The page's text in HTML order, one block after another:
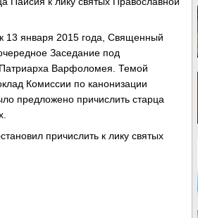
13 января 2015 года, Священный
Заседание под
Варфоломея. Темой
Комиссии по канонизации
предложено причислить старца
причислить к лику святых